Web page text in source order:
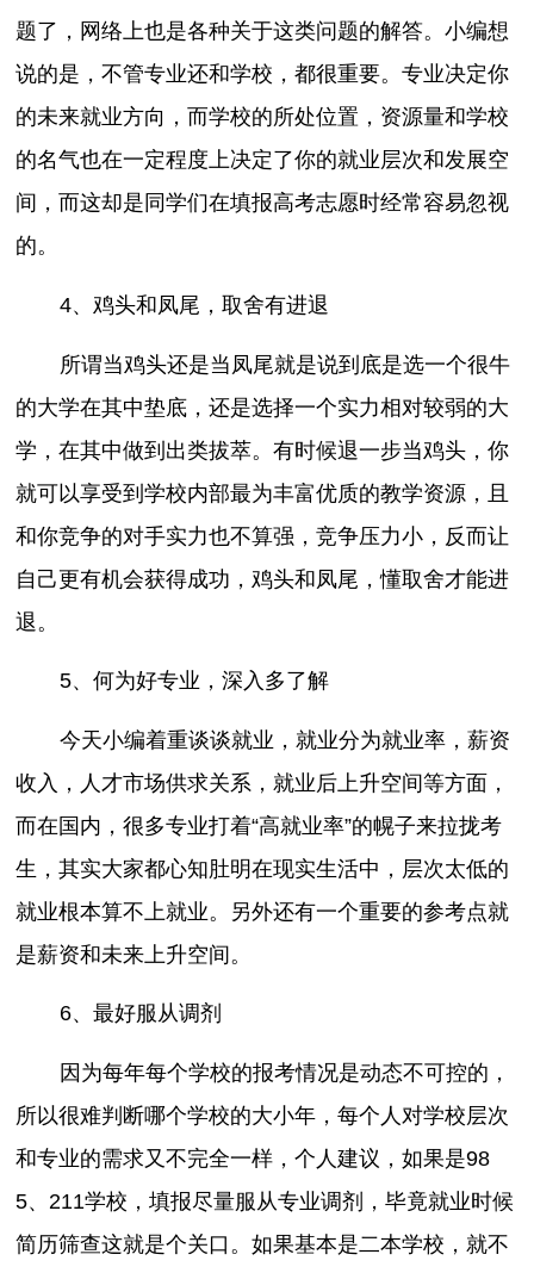
题了，网络上也是各种关于这类问题的解答。小编想
说的是，不管专业还和学校，都很重要。专业决定你
的未来就业方向，而学校的所处位置，资源量和学校
的名气也在一定程度上决定了你的就业层次和发展空
间，而这却是同学们在填报高考志愿时经常容易忽视
的。
4、鸡头和凤尾，取舍有进退
所谓当鸡头还是当凤尾就是说到底是选一个很牛
的大学在其中垫底，还是选择一个实力相对较弱的大
学，在其中做到出类拔萃。有时候退一步当鸡头，你
就可以享受到学校内部最为丰富优质的教学资源，且
和你竞争的对手实力也不算强，竞争压力小，反而让
自己更有机会获得成功，鸡头和凤尾，懂取舍才能进
退。
5、何为好专业，深入多了解
今天小编着重谈谈就业，就业分为就业率，薪资
收入，人才市场供求关系，就业后上升空间等方面，
而在国内，很多专业打着“高就业率”的幌子来拉拢考
生，其实大家都心知肚明在现实生活中，层次太低的
就业根本算不上就业。另外还有一个重要的参考点就
是薪资和未来上升空间。
6、最好服从调剂
因为每年每个学校的报考情况是动态不可控的，
所以很难判断哪个学校的大小年，每个人对学校层次
和专业的需求又不完全一样，个人建议，如果是98
5、211学校，填报尽量服从专业调剂，毕竟就业时候
简历筛查这就是个关口。如果基本是二本学校，就不